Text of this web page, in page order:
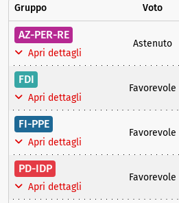
Gruppo Voto
AZ-PER-RE
Apri dettagli
Astenuto
FDI
Apri dettagli
Favorevole
FI-PPE
Apri dettagli
Favorevole
PD-IDP
Apri dettagli
Favorevole